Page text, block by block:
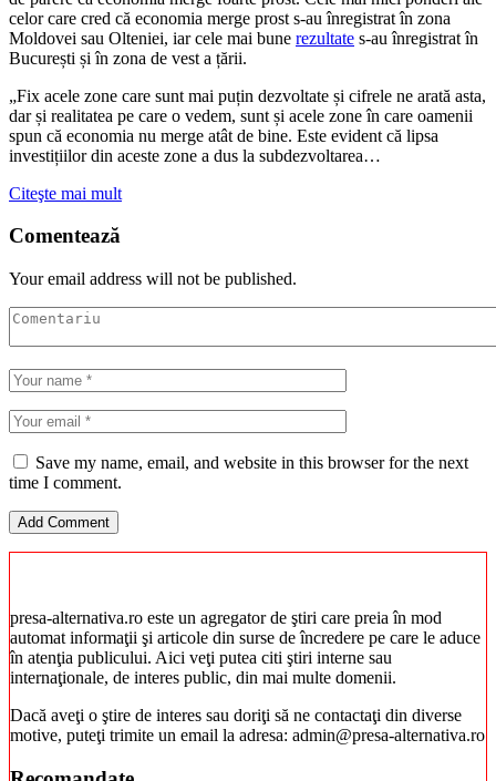
celor care cred că economia merge prost s-au înregistrat în zona
Moldovei sau Olteniei, iar cele mai bune rezultate s-au înregistrat în
București și în zona de vest a țării.
„Fix acele zone care sunt mai puțin dezvoltate și cifrele ne arată asta,
dar și realitatea pe care o vedem, sunt și acele zone în care oamenii
spun că economia nu merge atât de bine. Este evident că lipsa
investițiilor din aceste zone a dus la subdezvoltarea…
Citeşte mai mult
Comentează
Your email address will not be published.
Save my name, email, and website in this browser for the next
time I comment.
presa-alternativa.ro este un agregator de ştiri care preia în mod
automat informaţii şi articole din surse de încredere pe care le aduce
în atenţia publicului. Aici veţi putea citi ştiri interne sau
internaţionale, de interes public, din mai multe domenii.
Dacă aveţi o ştire de interes sau doriţi să ne contactaţi din diverse
motive, puteţi trimite un email la adresa: admin@presa-alternativa.ro